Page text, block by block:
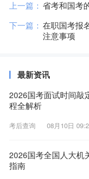
上一篇： 省考和国考
下一篇： 在职国考报
注意事项
最新资讯
2026国考面试时间敲
程全解析
考后查询 08月10日
2026国考全国人大机
指南